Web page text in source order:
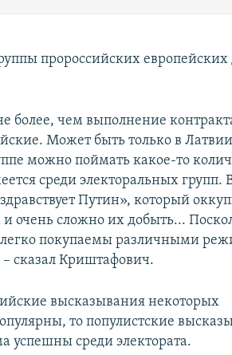
пророссийских европейских
более, чем выполнение
Может быть только в
можно поймать какое-то
среди электоральных групп.
Путин», который
и очень сложно их добыть...
покупаемы различными
сказал Криштафович.
высказывания некоторых
то популистские
успешны среди электората.